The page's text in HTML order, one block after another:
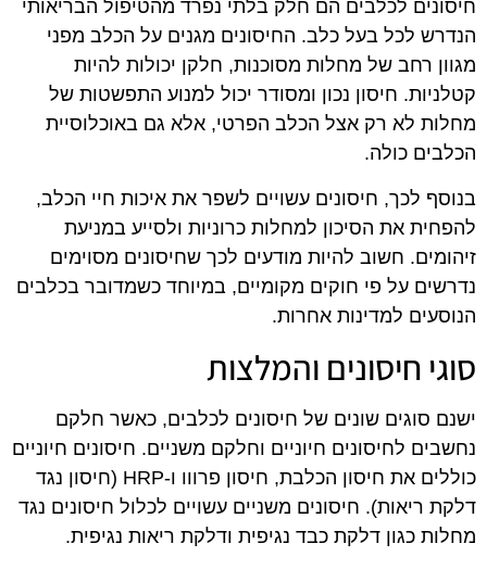
חיסונים לכלבים הם חלק בלתי נפרד מהטיפול הבריאותי
הנדרש לכל בעל כלב. החיסונים מגנים על הכלב מפני
מגוון רחב של מחלות מסוכנות, חלקן יכולות להיות
קטלניות. חיסון נכון ומסודר יכול למנוע התפשטות של
מחלות לא רק אצל הכלב הפרטי, אלא גם באוכלוסיית
הכלבים כולה.
בנוסף לכך, חיסונים עשויים לשפר את איכות חיי הכלב,
להפחית את הסיכון למחלות כרוניות ולסייע במניעת
זיהומים. חשוב להיות מודעים לכך שחיסונים מסוימים
נדרשים על פי חוקים מקומיים, במיוחד כשמדובר בכלבים
הנוסעים למדינות אחרות.
סוגי חיסונים והמלצות
ישנם סוגים שונים של חיסונים לכלבים, כאשר חלקם
נחשבים לחיסונים חיוניים וחלקם משניים. חיסונים חיוניים
כוללים את חיסון הכלבת, חיסון פרווו ו-HRP (חיסון נגד
דלקת ריאות). חיסונים משניים עשויים לכלול חיסונים נגד
מחלות כגון דלקת כבד נגיפית ודלקת ריאות נגיפית.